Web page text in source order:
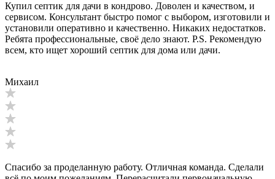
Купил септик для дачи в кондрово. Доволен и качеством, и
сервисом. Консультант быстро помог с выбором, изготовили и
установили оперативно и качественно. Никаких недостатков.
Ребята профессиональные, своё дело знают. P.S. Рекомендую
всем, кто ищет хороший септик для дома или дачи.
Михаил
Спасибо за проделанную работу. Отличная команда. Сделали